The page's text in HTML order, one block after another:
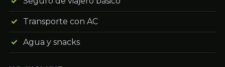
Transporte con AC
Agua y snacks